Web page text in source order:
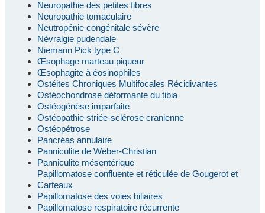
Neuropathie des petites fibres
Neuropathie tomaculaire
Neutropénie congénitale sévère
Névralgie pudendale
Niemann Pick type C
Œsophage marteau piqueur
Œsophagite à éosinophiles
Ostéites Chroniques Multifocales Récidivantes
Ostéochondrose déformante du tibia
Ostéogénèse imparfaite
Ostéopathie striée-sclérose cranienne
Ostéopétrose
Pancréas annulaire
Panniculite de Weber-Christian
Panniculite mésentérique
Papillomatose confluente et réticulée de Gougerot et
Carteaux
Papillomatose des voies biliaires
Papillomatose respiratoire récurrente